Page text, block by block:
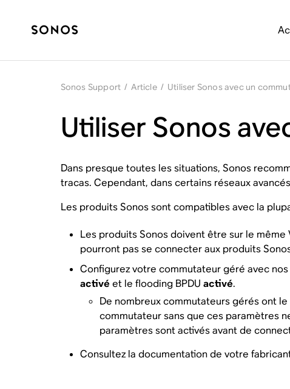
Sonos Support / Article / Utiliser Sonos avec un
Utiliser Sonos
Dans presque toutes les situations, Sonos
tracas. Cependant, dans certains réseaux
Les produits Sonos sont compatibles avec la
Les produits Sonos doivent être sur le
pourront pas se connecter aux produits
Configurez votre commutateur géré avec nos
activé et le flooding BPDU activé.
De nombreux commutateurs gérés ont
commutateur sans que ces paramètres
paramètres sont activés avant de
Consultez la documentation de votre